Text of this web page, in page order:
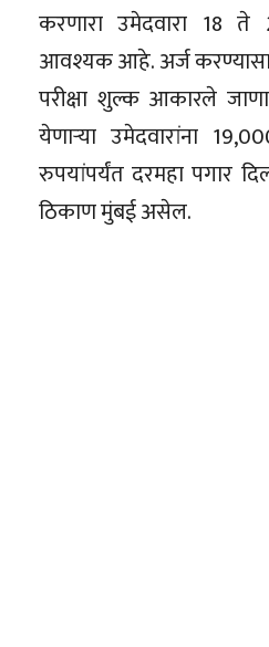
करणारा उमेदवारा 18
आवश्यक आहे. अर्ज
परीक्षा शुल्क आकारले
येणाऱ्या उमेदवारांना
रुपयांपर्यंत दरमहा पगार
ठिकाण मुंबई असेल.